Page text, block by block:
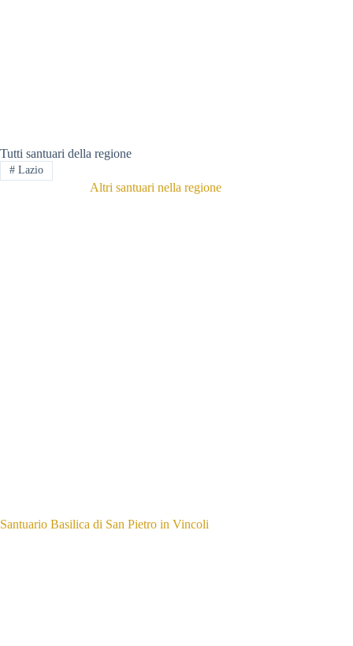
Tutti santuari della regione
#Lazio
Altri santuari nella regione
Santuario Basilica di San Pietro in Vincoli